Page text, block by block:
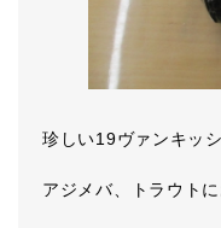
珍しい19ヴァンキッ
アジメバ、トラウト